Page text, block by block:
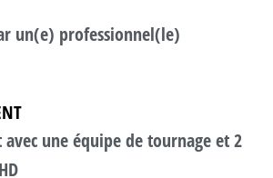
un(e) professionnel(le)
avec une équipe de tournage et 2